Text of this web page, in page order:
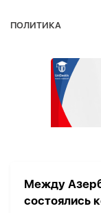
ПОЛИТИКА
Между
состоялись